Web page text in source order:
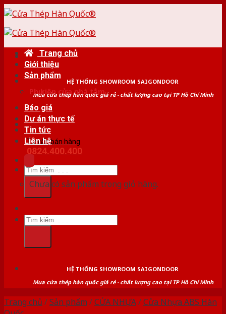
Skip
content
HỆ THỐNG SHOWROOM SAIGONDOOR
Mua cửa thép hàn quốc giá rẻ - chất lượng cao tại TP Hồ Chí Minh
Tư vấn bán hàng
0824.400.400
Tìm
kiếm:
Trang chủ
Giới thiệu
Sản phẩm
Phụ kiện cửa nhà tắm
Báo giá
Dự án thực tế
Tin tức
Liên hệ
Chưa có sản phẩm trong giỏ hàng.
Tìm
kiếm:
HỆ THỐNG SHOWROOM SAIGONDOOR
Mua cửa thép hàn quốc giá rẻ - chất lượng cao tại TP Hồ Chí Minh
Trang chủ /Sản phẩm /CỬA NHỰA/Cửa Nhựa ABS Hàn